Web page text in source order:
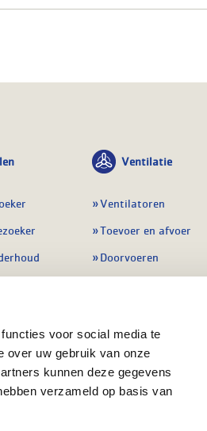
voor social media te
over uw gebruik van onze
kunnen deze gegevens
verzameld op basis van
Ventilatie
Ventilatoren
Toevoer en afvoer
Doorvoeren
Regelingen